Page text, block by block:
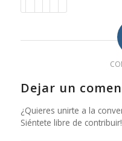
Dejar un
¿Quieres unirte a la
Siéntete libre de contribuir!